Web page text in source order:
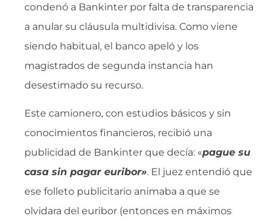
condenó a Bankinter por falta de transparencia
a anular su cláusula multidivisa. Como viene
siendo habitual, el banco apeló y los
magistrados de segunda instancia han
desestimado su recurso.
Este camionero, con estudios básicos y sin
conocimientos financieros, recibió una
publicidad de Bankinter que decía: «pague su
casa sin pagar euribor». El juez entendió que
ese folleto publicitario animaba a que se
olvidara del euribor (entonces en máximos